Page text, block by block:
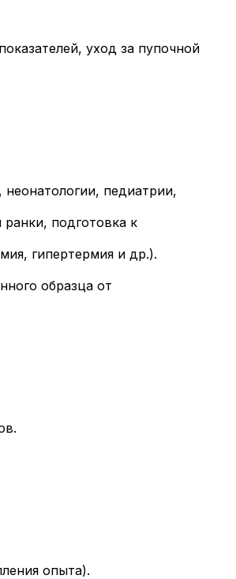
уход за пупочной
педиатрии,
подготовка к
гипертермия и др.).
образца от
опыта).